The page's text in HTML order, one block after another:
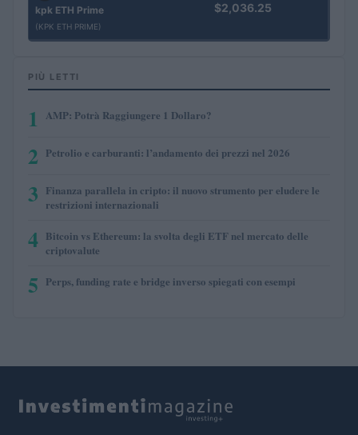
kpk ETH Prime
(KPK ETH PRIME)
$2,036.25
PIÙ LETTI
1 AMP: Potrà Raggiungere 1 Dollaro?
2 Petrolio e carburanti: l’andamento dei prezzi nel 2026
3 Finanza parallela in cripto: il nuovo strumento per eludere le
restrizioni internazionali
4 Bitcoin vs Ethereum: la svolta degli ETF nel mercato delle
criptovalute
5 Perps, funding rate e bridge inverso spiegati con esempi